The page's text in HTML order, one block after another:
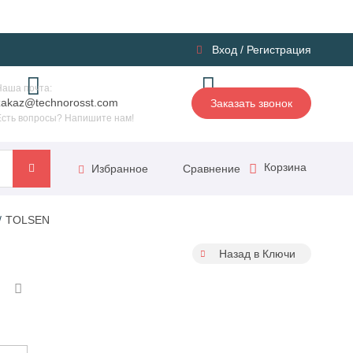
Вход / Регистрация
почта:
вопросы? Напишите нам!
Заказать звонок
Избранное Сравнение Корзина
TOLSEN
Назад в Ключи